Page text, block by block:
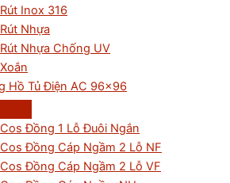
Inox 316
Nhựa
Nhựa Chống UV
Hồ Tủ Điện AC 96×96
Đồng 1 Lỗ Đuôi Ngắn
Đồng Cáp Ngầm 2 Lỗ NF
Đồng Cáp Ngầm 2 Lỗ VF